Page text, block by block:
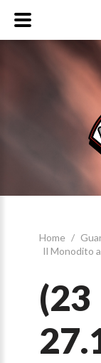
Home /
Il Monodito
(23